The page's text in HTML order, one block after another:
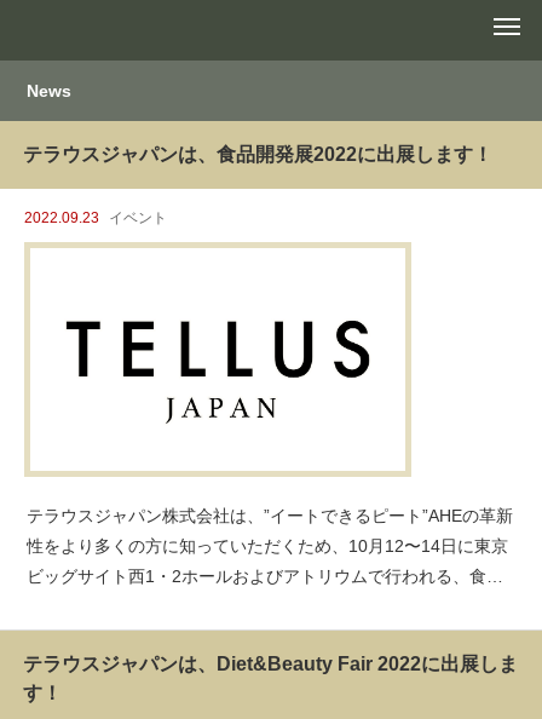
News
テラウスジャパンは、食品開発展2022に出展します！
2022.09.23 イベント
テラウスジャパン株式会社は、”イートできるピート”AHEの革新
性をより多くの方に知っていただくため、10月12〜14日に東京
ビッグサイト西1・2ホールおよびアトリウムで行われる、食品
る、健康、美味しさ、安全・品質、フードロングライフについ
テラウスジャパンは、Diet&Beauty Fair 2022に出展しま
す！